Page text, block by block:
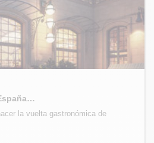
la vuelta gastronómica de